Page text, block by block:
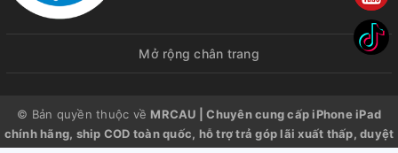
Mở rộng chân trang
© Bản quyền thuộc về MRCAU | Chuyên cung cấp iPhone iPad
chính hãng, ship COD toàn quốc, hỗ trợ trả góp lãi xuất thấp, duyệt